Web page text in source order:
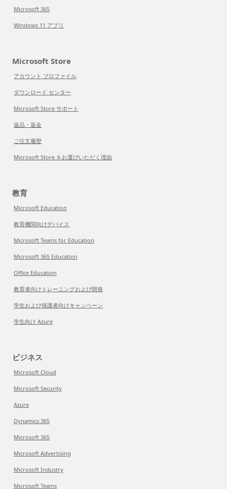
Microsoft 365
Windows 11 アプリ
Microsoft Store
アカウント プロファイル
ダウンロード センター
Microsoft Store サポート
返品・返金
ご注文履歴
Microsoft Store をお選びいただく理由
教育
Microsoft Education
教育機関向けデバイス
Microsoft Teams for Education
Microsoft 365 Education
Office Education
教育者向けトレーニングおよび開発
学生および保護者向けキャンペーン
学生向け Azure
ビジネス
Microsoft Cloud
Microsoft Security
Azure
Dynamics 365
Microsoft 365
Microsoft Advertising
Microsoft Industry
Microsoft Teams